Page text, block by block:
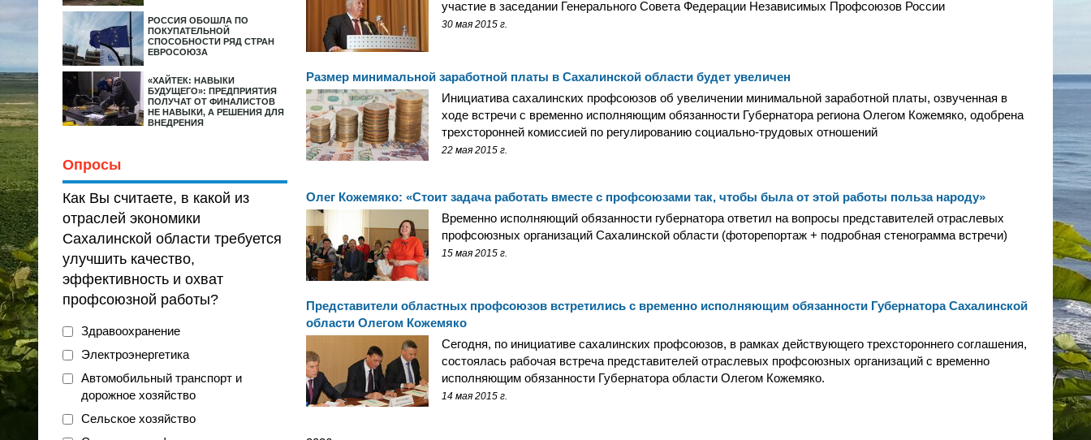
РОССИЯ ОБОШЛА ПО
ПОКУПАТЕЛЬНОЙ
СПОСОБНОСТИ РЯД СТРАН
ЕВРОСОЮЗА
«ХАЙТЕК: НАВЫКИ
БУДУЩЕГО»: ПРЕДПРИЯТИЯ
ПОЛУЧАТ ОТ ФИНАЛИСТОВ
НЕ НАВЫКИ, А РЕШЕНИЯ ДЛЯ
ВНЕДРЕНИЯ
Опросы
Как Вы считаете, в какой из
отраслей экономики
Сахалинской области требуется
улучшить качество,
эффективность и охват
профсоюзной работы?
Здравоохранение
Электроэнергетика
Автомобильный транспорт и
дорожное хозяйство
Сельское хозяйство
участие в заседании Генерального Совета Федерации Независимых Профсоюзов России
30 мая 2015 г.
Размер минимальной заработной платы в Сахалинской области будет увеличен
Инициатива сахалинских профсоюзов об увеличении минимальной заработной платы, озвученная в
ходе встречи с временно исполняющим обязанности Губернатора региона Олегом Кожемяко, одобрена
трехсторонней комиссией по регулированию социально-трудовых отношений
22 мая 2015 г.
Олег Кожемяко: «Стоит задача работать вместе с профсоюзами так, чтобы была от этой работы польза народу»
Временно исполняющий обязанности губернатора ответил на вопросы представителей отраслевых
профсоюзных организаций Сахалинской области (фоторепортаж + подробная стенограмма встречи)
15 мая 2015 г.
Представители областных профсоюзов встретились с временно исполняющим обязанности Губернатора Сахалинской
области Олегом Кожемяко
Сегодня, по инициативе сахалинских профсоюзов, в рамках действующего трехстороннего соглашения,
состоялась рабочая встреча представителей отраслевых профсоюзных организаций с временно
исполняющим обязанности Губернатора области Олегом Кожемяко.
14 мая 2015 г.